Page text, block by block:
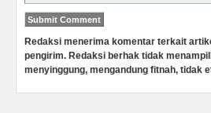
Redaksi menerima komentar terkait
pengirim. Redaksi berhak tidak
menyinggung, mengandung fitnah, tidak